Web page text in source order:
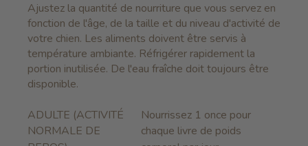
Ajustez la quantité de nourriture que vous servez en
fonction de l'âge, de la taille et du niveau d'activité de
votre chien. Les aliments doivent être servis à
température ambiante. Réfrigérer rapidement la
portion inutilisée. De l'eau fraîche doit toujours être
disponible.
ADULTE (ACTIVITÉ
NORMALE DE
Nourrissez 1 once pour
chaque livre de poids